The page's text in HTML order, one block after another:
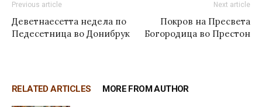
Previous article
Деветнаесетта недела по
Педесетница во Донибрук
Next article
Покров на Пресвета
Богородица во Престон
RELATED ARTICLES MORE FROM AUTHOR